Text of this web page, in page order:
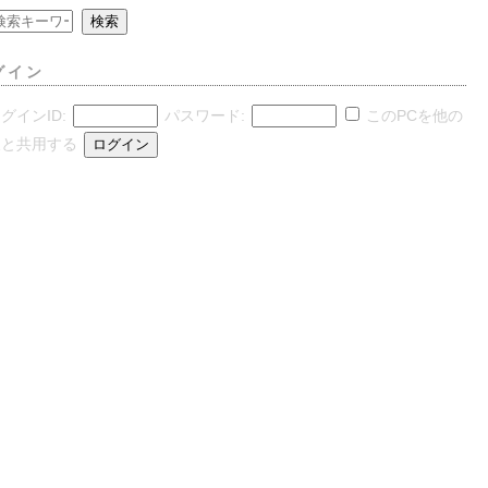
イン
インID: パスワード:
このPCを他の
共用する